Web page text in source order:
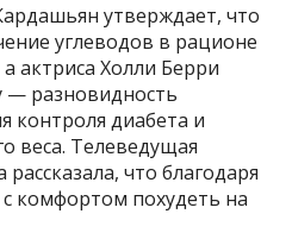
утверждает, что
углеводов в рационе
актриса Холли Берри
— разновидность
контроля диабета и
веса. Телеведущая
что благодаря
комфортом похудеть на